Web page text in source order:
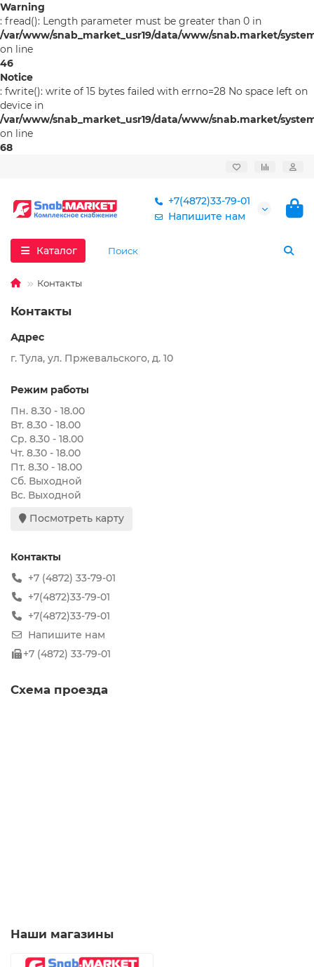
Warning
: fread(): Length parameter must be greater than 0 in
/var/www/snab_market_usr19/data/www/snab.market/
on line
46
Notice
: fwrite(): write of 15 bytes failed with errno=28 No space left on
device in
/var/www/snab_market_usr19/data/www/snab.market/
on line
68
+7(4872)33-79-01
Напишите нам
Каталог
Контакты
Контакты
Адрес
г. Тула, ул. Пржевальского, д. 10
Режим работы
Пн. 8.30 - 18.00
Вт. 8.30 - 18.00
Ср. 8.30 - 18.00
Чт. 8.30 - 18.00
Пт. 8.30 - 18.00
Сб. Выходной
Вс. Выходной
Посмотреть карту
Контакты
+7 (4872) 33-79-01
+7(4872)33-79-01
+7(4872)33-79-01
Напишите нам
+7 (4872) 33-79-01
Схема проезда
Наши магазины